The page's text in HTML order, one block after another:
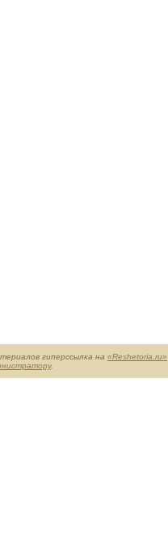
гиперссылка на «Reshetoria.ru»
.